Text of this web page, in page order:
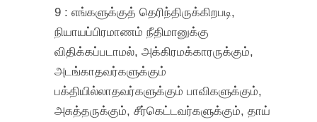
9 : எங்களுக்குத் தெரிந்திருக்கிறபடி,
நியாயப்பிரமாணம் நீதிமானுக்கு
விதிக்கப்படாமல், அக்கிரமக்காரருக்கும்,
அடங்காதவர்களுக்கும்
பக்தியில்லாதவர்களுக்கும் பாவிகளுக்கும்,
அசுத்தருக்கும், சீர்கெட்டவர்களுக்கும், தாய்